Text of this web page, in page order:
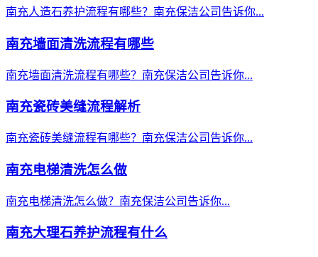
南充人造石养护流程有哪些？南充保洁公司告诉你...
南充墙面清洗流程有哪些
南充墙面清洗流程有哪些？南充保洁公司告诉你...
南充瓷砖美缝流程解析
南充瓷砖美缝流程有哪些？南充保洁公司告诉你...
南充电梯清洗怎么做
南充电梯清洗怎么做？南充保洁公司告诉你...
南充大理石养护流程有什么